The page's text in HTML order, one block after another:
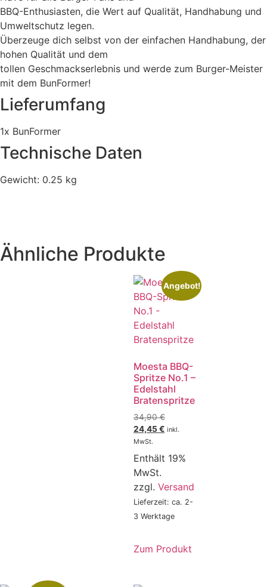
BBQ-Enthusiasten, die Wert auf Qualität, Handhabung und
Umweltschutz legen.
Überzeuge dich selbst von der einfachen Handhabung, der
hohen Qualität und dem
tollen Geschmackserlebnis und werde zum Burger-Meister
mit dem BunFormer!
Lieferumfang
1x BunFormer
Technische Daten
Gewicht: 0.25 kg
Ähnliche Produkte
Angebot!
Moesta BBQ-
Spritze No.1 –
Edelstahl
Bratenspritze
34,90€
24,45€ inkl.
MwSt.
Enthält 19%
MwSt.
zzgl. Versand
Lieferzeit: ca. 2-
3 Werktage
Zum Produkt